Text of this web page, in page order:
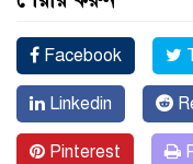
Facebook
Linkedin
Pinterest